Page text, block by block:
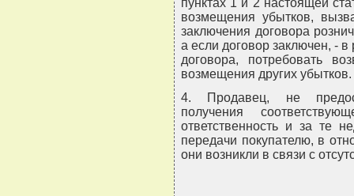
пунктах 1 и 2 настоящей
возмещения убытков,
заключения договора
а если договор заключен, - в
договора, потребовать
возмещения других убытков.
4. Продавец, не
получения
ответственность и за те
передачи покупателю, в
они возникли в связи с